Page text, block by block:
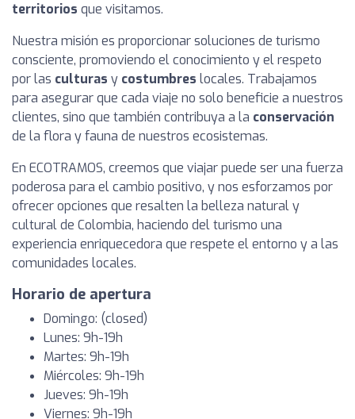
territorios que visitamos.
Nuestra misión es proporcionar soluciones de turismo
consciente, promoviendo el conocimiento y el respeto
por las culturas y costumbres locales. Trabajamos
para asegurar que cada viaje no solo beneficie a nuestros
clientes, sino que también contribuya a la conservación
de la flora y fauna de nuestros ecosistemas.
En ECOTRAMOS, creemos que viajar puede ser una fuerza
poderosa para el cambio positivo, y nos esforzamos por
ofrecer opciones que resalten la belleza natural y
cultural de Colombia, haciendo del turismo una
experiencia enriquecedora que respete el entorno y a las
comunidades locales.
Horario de apertura
Domingo: (closed)
Lunes: 9h-19h
Martes: 9h-19h
Miércoles: 9h-19h
Jueves: 9h-19h
Viernes: 9h-19h